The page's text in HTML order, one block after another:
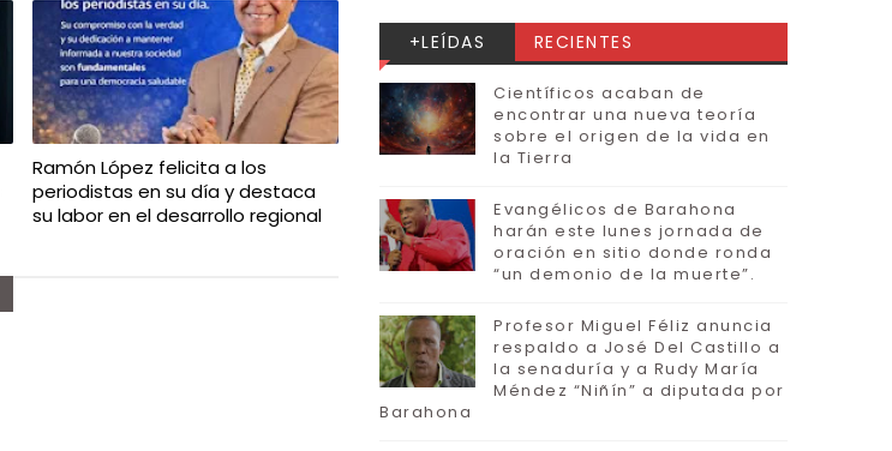
Ramón López felicita a los
periodistas en su día y destaca
su labor en el desarrollo regional
+LEÍDAS RECIENTES
Científicos acaban de
encontrar una nueva teoría
sobre el origen de la vida en
la Tierra
Evangélicos de Barahona
harán este lunes jornada de
oración en sitio donde ronda
“un demonio de la muerte”.
Profesor Miguel Féliz anuncia
respaldo a José Del Castillo a
la senaduría y a Rudy María
Méndez “Niñín” a diputada por
Barahona